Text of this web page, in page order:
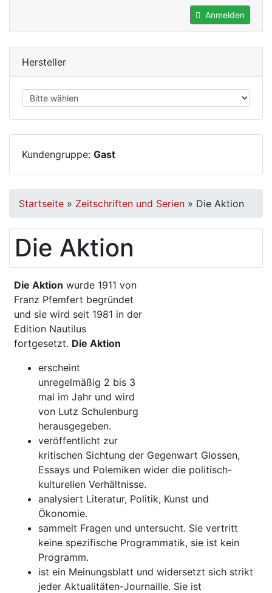
Anmelden
Hersteller
Kundengruppe: Gast
Startseite » Zeitschriften und Serien » Die Aktion
Die Aktion
Die Aktion wurde 1911 von
Franz Pfemfert begründet
und sie wird seit 1981 in der
Edition Nautilus
fortgesetzt. Die Aktion
erscheint
unregelmäßig 2 bis 3
mal im Jahr und wird
von Lutz Schulenburg
herausgegeben.
veröffentlicht zur
kritischen Sichtung der Gegenwart Glossen,
Essays und Polemiken wider die politisch-
kulturellen Verhältnisse.
analysiert Literatur, Politik, Kunst und
Ökonomie.
sammelt Fragen und untersucht. Sie vertritt
keine spezifische Programmatik, sie ist kein
Programm.
ist ein Meinungsblatt und widersetzt sich strikt
jeder Aktualitäten-Journaille. Sie ist